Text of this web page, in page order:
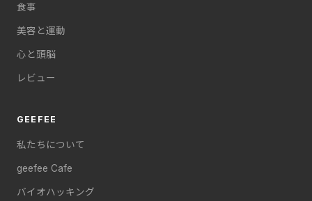
食事
美容と運動
心と頭脳
レビュー
GEEFEE
私たちについて
geefee Cafe
バイオハッキング